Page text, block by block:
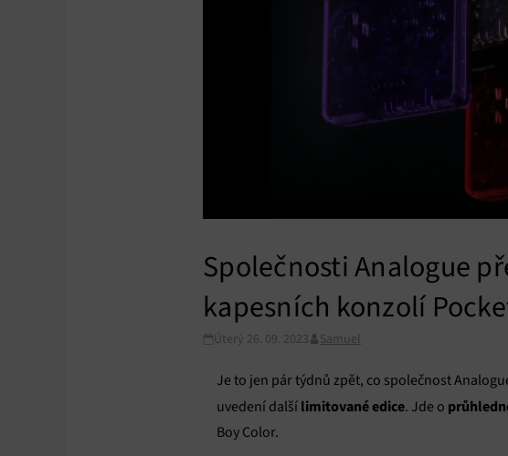
Společnosti Analogue
kapesních konzolí
Úterý 26. 09. 2023 Samuel
Je to jen pár týdnů zpět, co společnost
uvedení další limitované edice. Jde o
Boy Color.